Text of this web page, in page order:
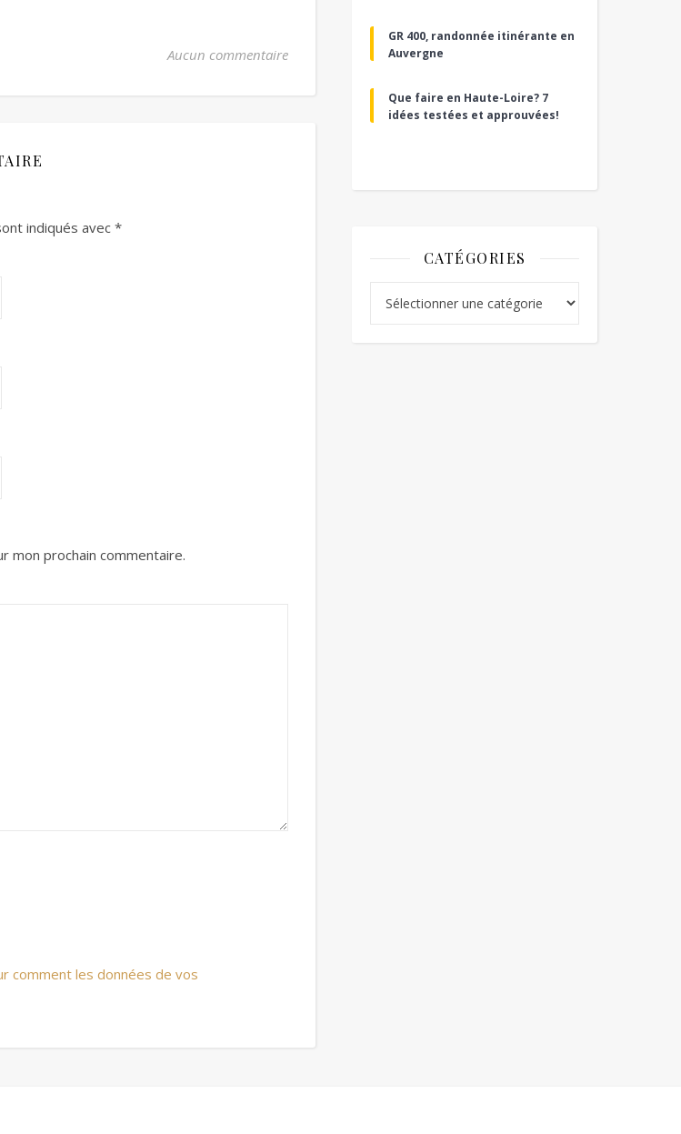
Aucun commentaire
indiqués avec*
mon prochain commentaire.
comment les données de vos
GR 400, randonnée itinérante en
Auvergne
Que faire en Haute-Loire? 7
idées testées et approuvées!
CATÉGORIES